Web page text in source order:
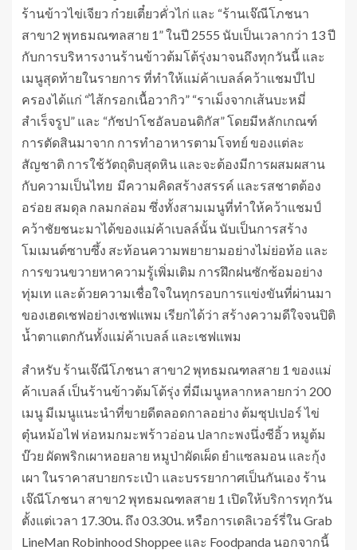
ร้านข้าวไข่เจียว ก๋วยเตี๋ยวคั่วไก่ และ “ร้านเจ๊ณีโภชนา
สาขา2 พุทธมณฑลสาย 1” ในปี 2555 นับเป็นเวลากว่า 13 ปี
กับการบริหารงานร้านข้าวต้มโต้รุ่งมาจนถึงทุกวันนี้ และ
เมนูสุดท้ายในรายการ ที่ทำให้แม่ค้าเบลล์คว้าแชมป์ไป
ครองได้แก่ “ไส้กรอกเนื้อวากิว” “ราเม็งจากเส้นบะหมี่
สำเร็จรูป” และ “กัซปาโชอัลบอนดิกัส” โดยมีหลักเกณฑ์
การตัดสินมาจาก การทำอาหารตามโจทย์ ของแต่ละ
สัญชาติ การใช้วัตถุดิบสุดหิน และจะต้องมีการผสมผสาน
กับความเป็นไทย มีความคิดสร้างสรรค์ และรสชาตต้อง
อร่อย สมดุล กลมกล่อม ซึ่งทั้งสามเมนูที่ทำให้คว้าแชมป์
คว้าชัยชนะมาได้ของแม่ค้าเบลล์นั้น นับเป็นการสร้าง
โมเมนต์ซาบซึ้ง สะท้อนความพยายามอย่างไม่ย่อท้อ และ
การขวนขวายหาความรู้เพิ่มเติม การฝึกฝนซักซ้อมอย่าง
ทุ่มเท และด้วยความเชื่อใจในทุกรอบการแข่งขันที่ผ่านมา
ของเฮดเชฟอย่างเชฟแพม เรียกได้ว่า สร้างความดีใจจนปิติ
น้ำตาแตกกันทั้งแม่ค้าเบลล์ และเชฟแพม
สำหรับ ร้านเจ๊ณีโภชนา สาขา2 พุทธมณฑลสาย 1 ของแม่
ค้าเบลล์ เป็นร้านข้าวต้มโต้รุ่ง ที่มีเมนูหลากหลายกว่า 200
เมนู มีเมนูแนะนำที่ขายดีตลอดกาลอย่าง ต้มซุปเปอร์ ไข่
ตุ๋นหม้อไฟ ห่อหมกมะพร้าวอ่อน ปลากะพงนึ่งซีอิ้ว หมูต้ม
บ๊วย ผัดพริกเผาหอยลาย หมูป่าผัดเผ็ด ยำแซลมอน และกุ้ง
เผา ในราคาสบายกระเป๋า และบรรยากาศเป็นกันเอง ร้าน
เจ๊ณีโภชนา สาขา2 พุทธมณฑลสาย 1 เปิดให้บริการทุกวัน
ตั้งแต่เวลา 17.30น. ถึง 03.30น. หรือการเดลิเวอร์รี่ใน Grab
LineMan Robinhood Shoppee และ Foodpanda นอกจากนี้